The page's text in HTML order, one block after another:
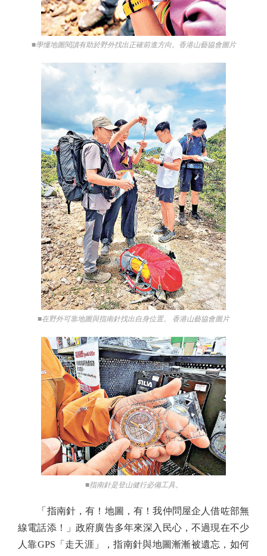
■學懂地圖閱讀有助於野外找出正確前進方向。香港山藝協會圖片
■在野外可靠地圖與指南針找出自身位置。 香港山藝協會圖片
■指南針是登山健行必備工具。
「指南針，有！地圖，有！我仲問屋企人借咗部無
線電話添！」政府廣告多年來深入民心，不過現在不少
人靠GPS「走天涯」，指南針與地圖漸漸被遺忘，如何